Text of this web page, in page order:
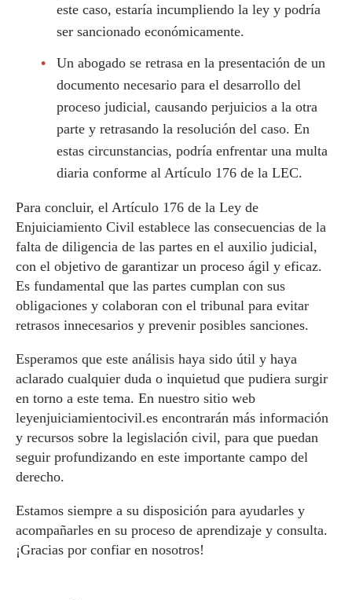
este caso, estaría incumpliendo la ley y podría
ser sancionado económicamente.
Un abogado se retrasa en la presentación de un
documento necesario para el desarrollo del
proceso judicial, causando perjuicios a la otra
parte y retrasando la resolución del caso. En
estas circunstancias, podría enfrentar una multa
diaria conforme al Artículo 176 de la LEC.
Para concluir, el Artículo 176 de la Ley de
Enjuiciamiento Civil establece las consecuencias de la
falta de diligencia de las partes en el auxilio judicial,
con el objetivo de garantizar un proceso ágil y eficaz.
Es fundamental que las partes cumplan con sus
obligaciones y colaboran con el tribunal para evitar
retrasos innecesarios y prevenir posibles sanciones.
Esperamos que este análisis haya sido útil y haya
aclarado cualquier duda o inquietud que pudiera surgir
en torno a este tema. En nuestro sitio web
leyenjuiciamientocivil.es encontrarán más información
y recursos sobre la legislación civil, para que puedan
seguir profundizando en este importante campo del
derecho.
Estamos siempre a su disposición para ayudarles y
acompañarles en su proceso de aprendizaje y consulta.
¡Gracias por confiar en nosotros!